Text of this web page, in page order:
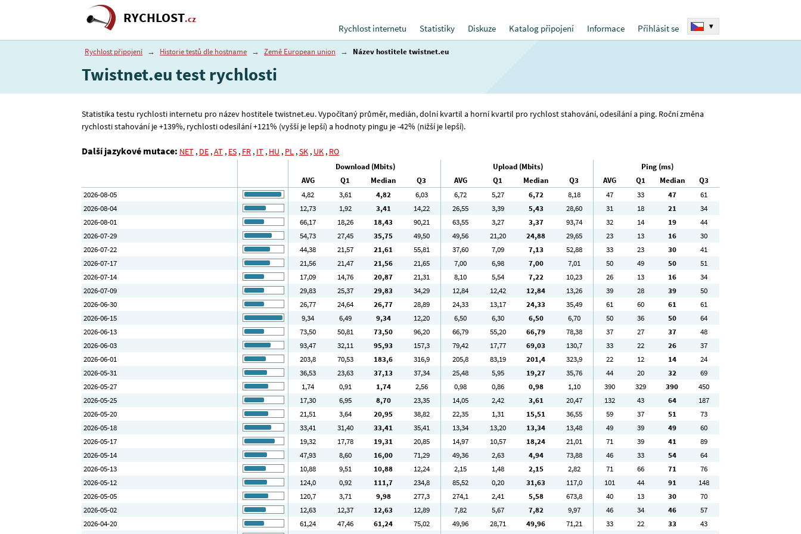
RYCHLOST.cz
Rychlost internetu
Statistiky Diskuze Katalog připojení Informace Přihlásit se ▾
Rychlost připojení → Historie testů dle hostname → Země European union → Název hostitele twistnet.eu
Twistnet.eu test rychlosti
Statistika testu rychlosti internetu pro název hostitele twistnet.eu. Vypočítaný průměr, medián, dolní kvartil a horní kvartil pro rychlost stahování, odesílání a ping. Roční změna
rychlosti stahování je +139%, rychlosti odesílání +121% (vyšší je lepší) a hodnoty pingu je -42% (nižší je lepší).
Další jazykové mutace: NET , DE ,AT , ES , FR , IT , HU , PL ,SK , UK , RO
Download (Mbits) Upload (Mbits)
Ping (ms)
AVG
Q1 Median Q3 AVG Q1 Median Q3 AVG Q1 Median
Q3
2026-08-05
4,82 3,61 4,82 6,03 6,72 5,27 6,72 8,18 47 33 47
61
2026-08-04
12,73 1,92 3,41 14,22 26,55 3,39 5,43 28,60 31 18 21
34
2026-08-01
66,17 18,26 18,43 90,21 63,55 3,27 3,37 93,74 32 14 19
44
2026-07-29
54,73 27,45 35,75 49,50 49,56 21,20 24,88 29,65 23 13 16
30
2026-07-22
44,38 21,57 21,61 55,81 37,60 7,09 7,13 52,88 33 23 30
41
2026-07-17
21,56 21,47 21,56 21,65 7,00 6,98 7,00 7,01 50 49 50
51
2026-07-14
17,09 14,76 20,87 21,31 8,10 5,54 7,22 10,23 26 13 16
34
2026-07-09
29,83 25,37 29,83 34,29 12,84 12,42 12,84 13,26 39 28 39
50
2026-06-30
26,77 24,64 26,77 28,89 24,33 13,17 24,33 35,49 61 60 61
61
2026-06-15
9,34 6,49 9,34 12,20 6,50 6,30 6,50 6,70 50 36 50
64
2026-06-13
73,50 50,81 73,50 96,20 66,79 55,20 66,79 78,38 37 27 37
48
2026-06-03
93,47 32,11 95,93 157,3 79,42 17,77 69,03 130,7 33 22 26
37
2026-06-01
203,8 70,53 183,6 316,9 205,8 83,19 201,4 323,9 22 12 14
24
2026-05-31
36,53 23,63 37,13 37,34 25,48 5,95 19,27 35,76 44 20 32
69
2026-05-27
1,74 0,91 1,74 2,56 0,98 0,86 0,98 1,10 390 329 390
450
2026-05-25
17,30 6,95 8,70 23,35 14,05 2,42 3,61 20,47 132 43 64
187
2026-05-20
21,51 3,64 20,95 38,82 22,35 1,31 15,51 36,55 59 37 51
73
2026-05-18
33,41 31,40 33,41 35,41 13,34 13,20 13,34 13,48 49 39 49
60
2026-05-17
19,32 17,78 19,31 20,85 14,97 10,57 18,24 21,01 71 39 41
89
2026-05-14
47,93 8,60 16,00 71,29 49,36 2,63 4,94 73,88 46 33 54
64
2026-05-13
10,88 9,51 10,88 12,24 2,15 1,48 2,15 2,82 71 66 71
76
2026-05-12
124,0 0,92 111,7 234,8 85,52 0,20 31,63 117,0 101 44 91
148
2026-05-05
120,7 3,71 9,98 277,3 274,1 2,41 5,58 673,8 40 13 30
70
2026-05-02
12,63 12,37 12,63 12,89 7,82 5,67 7,82 9,97 46 34 46
57
2026-04-20
61,24 47,46 61,24 75,02 49,96 28,71 49,96 71,21 33 22 33
43